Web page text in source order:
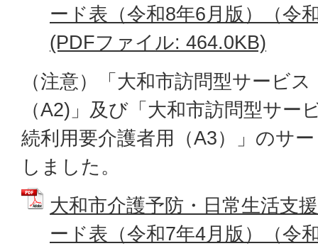
ード表（令和8年6月版）（令
(PDFファイル: 464.0KB)
（注意）「大和市訪問型サービ
（A2)」及び「大和市訪問型サー
続利用要介護者用（A3）」のサ
しました。
大和市介護予防・日常生活支
ード表（令和7年4月版）（令